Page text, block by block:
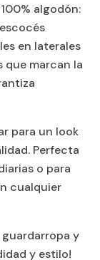
algodón:
en laterales
que marcan la
para un look
Perfecta
o para
cualquier
y
y estilo!